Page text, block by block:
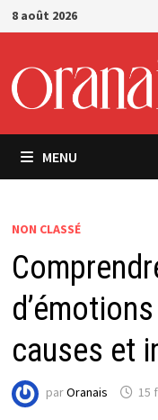
Passer
au
8 août 2026
MENU
NON CLASSÉ
causes et
parOranais 15